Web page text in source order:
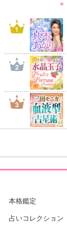
本格鑑定
占いコレクション